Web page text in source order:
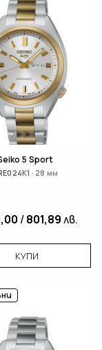
5 Sport
· 28 мм
/801,89лв.
КУПИ